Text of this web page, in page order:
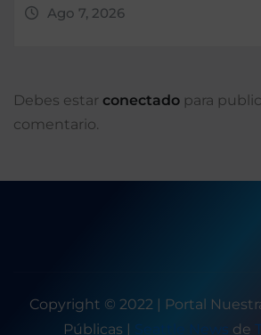
Ago 7, 2026
Debes estar conectado para
comentario.
Copyright © 2022 | Portal
Públicas | Seattle News de